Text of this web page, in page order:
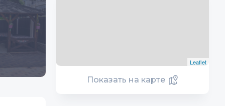
Leaflet
Показать на карте